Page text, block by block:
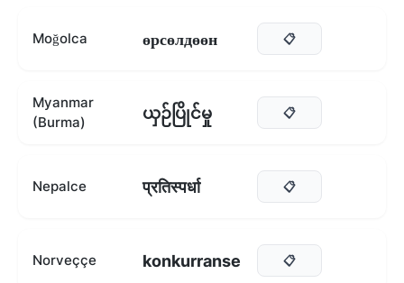
Moğolca өрсөлдөөн 📋
Myanmar
(Burma)
ယှဉ်ပြိုင်မှု 📋
Nepalce प्रतिस्पर्धा 📋
Norveççe konkurranse 📋